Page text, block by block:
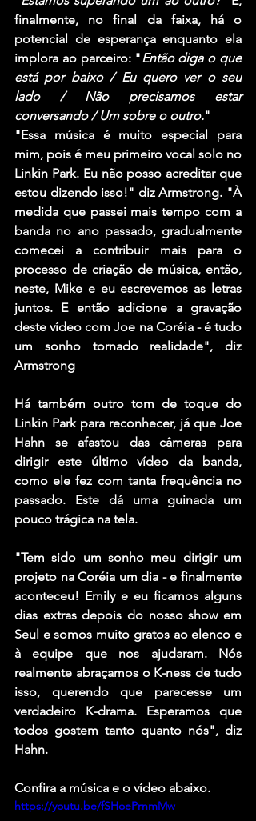
finalmente, no final da faixa, há o
potencial de esperança enquanto ela
implora ao parceiro: "Então diga o que
está por baixo / Eu quero ver o seu
lado / Não precisamos estar
conversando / Um sobre o outro."
"Essa música é muito especial para
mim, pois é meu primeiro vocal solo no
Linkin Park. Eu não posso acreditar que
estou dizendo isso!" diz Armstrong. "À
medida que passei mais tempo com a
banda no ano passado, gradualmente
comecei a contribuir mais para o
processo de criação de música, então,
neste, Mike e eu escrevemos as letras
juntos. E então adicione a gravação
deste vídeo com Joe na Coréia - é tudo
um sonho tornado realidade", diz
Armstrong
Há também outro tom de toque do
Linkin Park para reconhecer, já que Joe
Hahn se afastou das câmeras para
dirigir este último vídeo da banda,
como ele fez com tanta frequência no
passado. Este dá uma guinada um
pouco trágica na tela.
"Tem sido um sonho meu dirigir um
projeto na Coréia um dia - e finalmente
aconteceu! Emily e eu ficamos alguns
dias extras depois do nosso show em
Seul e somos muito gratos ao elenco e
à equipe que nos ajudaram. Nós
realmente abraçamos o K-ness de tudo
isso, querendo que parecesse um
verdadeiro K-drama. Esperamos que
todos gostem tanto quanto nós", diz
Hahn.
Confira a música e o vídeo abaixo.
https://youtu.be/fSHoePrnmMw